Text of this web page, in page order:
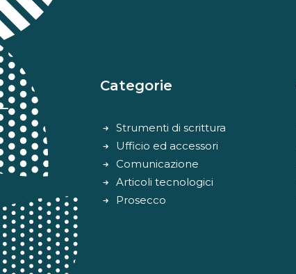
Categorie
Strumenti di scrittura
Ufficio ed accessori
Comunicazione
Articoli tecnologici
Prosecco